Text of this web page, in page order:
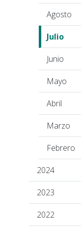
Agosto
Julio
Junio
Mayo
Abril
Marzo
Febrero
2024
2023
2022